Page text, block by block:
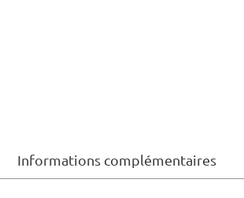
Informations complémentaires